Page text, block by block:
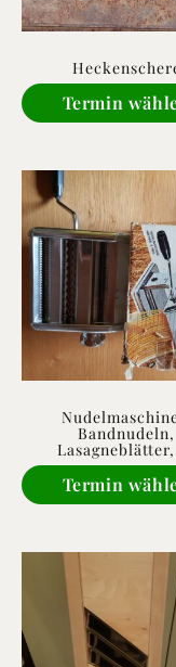
Termin
Bandnudeln,
Termin